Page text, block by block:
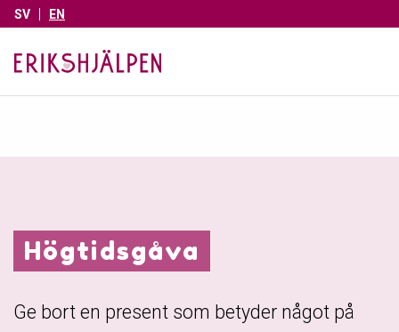
SV EN
Högtidsgåva
Ge bort en present som betyder något på